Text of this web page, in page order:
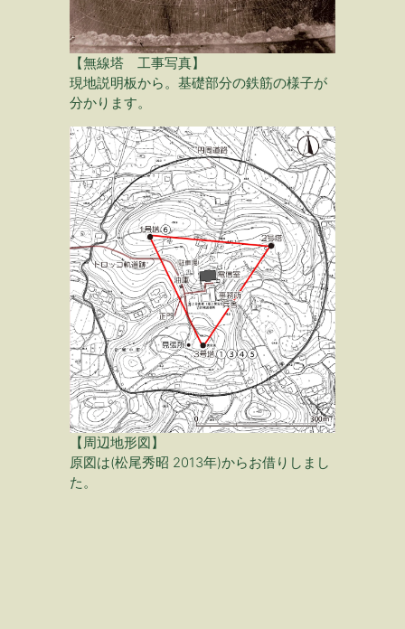
【無線塔 工事写真】
現地説明板から。基礎部分の鉄筋の様子が
分かります。
【周辺地形図】
原図は(松尾秀昭 2013年)からお借りしまし
た。